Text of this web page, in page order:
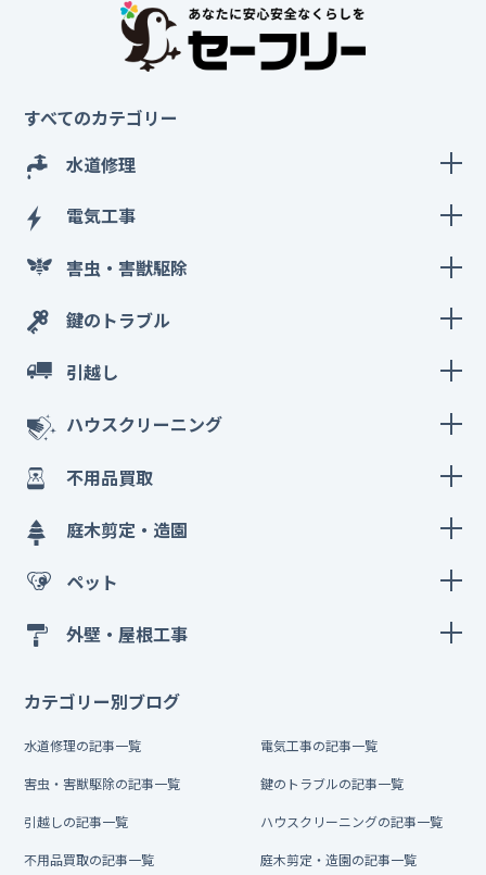
すべてのカテゴリー
水道修理
電気工事
害虫・害獣駆除
鍵のトラブル
引越し
ハウスクリーニング
不用品買取
庭木剪定・造園
ペット
外壁・屋根工事
カテゴリー別ブログ
水道修理の記事一覧 電気工事の記事一覧
害虫・害獣駆除の記事一覧 鍵のトラブルの記事一覧
引越しの記事一覧 ハウスクリーニングの記事一覧
不用品買取の記事一覧 庭木剪定・造園の記事一覧